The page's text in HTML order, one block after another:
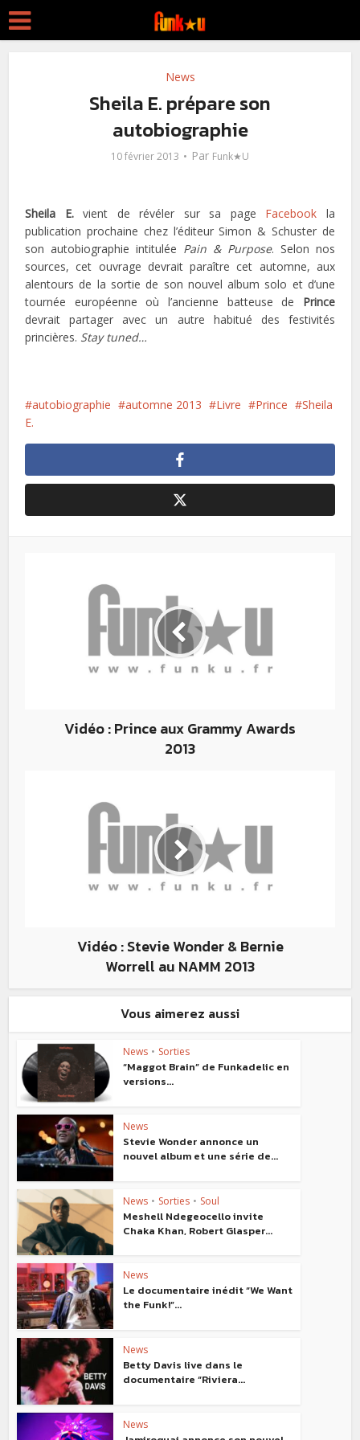
News
Sheila E. prépare son
autobiographie
10 février 2013 Par Funk★U
Sheila E.vient de révéler sur sa page Facebook la
publication prochaine chez l’éditeur Simon & Schuster de
son autobiographie intitulée Pain & Purpose. Selon nos
sources, cet ouvrage devrait paraître cet automne, aux
alentours de la sortie de son nouvel album solo et d’une
tournée européenne où l’ancienne batteuse de Prince
devrait partager avec un autre habitué des festivités
princières. Stay tuned…
autobiographie automne 2013 Livre Prince
Sheila
E.
Vidéo : Prince aux Grammy Awards
2013
Vidéo : Stevie Wonder & Bernie
Worrell au NAMM 2013
Vous aimerez aussi
News • Sorties
“Maggot Brain” de Funkadelic en
versions...
News
Stevie Wonder annonce un
nouvel album et une série de...
News • Sorties • Soul
Meshell Ndegeocello invite
Chaka Khan, Robert Glasper...
News
Le documentaire inédit “We Want
the Funk!”...
News
Betty Davis live dans le
documentaire “Riviera...
News